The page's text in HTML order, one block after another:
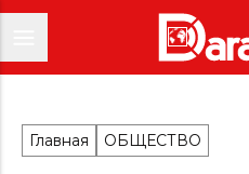
Главная ОБЩЕСТВО